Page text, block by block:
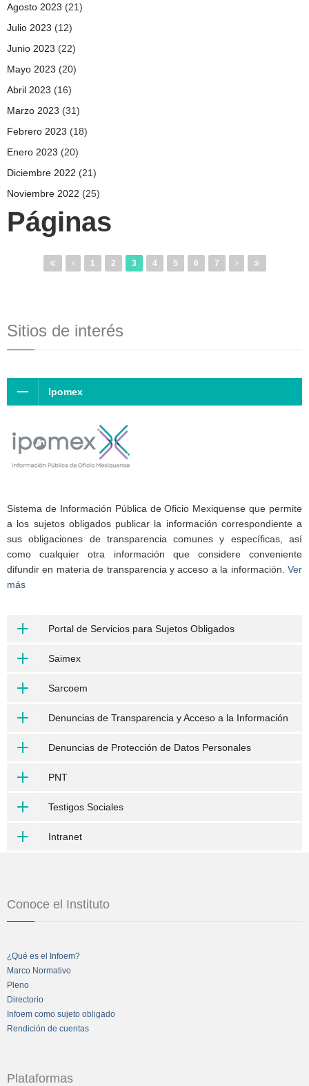
Agosto 2023 (21)
Julio 2023 (12)
Junio 2023 (22)
Mayo 2023 (20)
Abril 2023 (16)
Marzo 2023 (31)
Febrero 2023 (18)
Enero 2023 (20)
Diciembre 2022 (21)
Noviembre 2022 (25)
Páginas
1 2 3 4 5 6 7
Sitios de interés
Ipomex
Sistema de Información Pública de Oficio Mexiquense que permite
a los sujetos obligados publicar la información correspondiente a
sus obligaciones de transparencia comunes y específicas, así
como cualquier otra información que considere conveniente
difundir en materia de transparencia y acceso a la información. Ver
más
Portal de Servicios para Sujetos Obligados
Saimex
Sarcoem
Denuncias de Transparencia y Acceso a la Información
Denuncias de Protección de Datos Personales
PNT
Testigos Sociales
Intranet
Conoce el Instituto
¿Qué es el Infoem?
Marco Normativo
Pleno
Directorio
Infoem como sujeto obligado
Rendición de cuentas
Plataformas